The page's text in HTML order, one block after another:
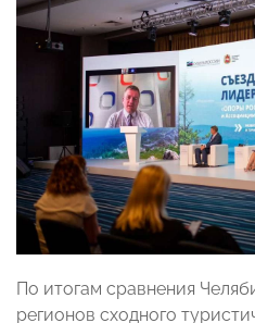
По итогам сравнения
регионов сходного